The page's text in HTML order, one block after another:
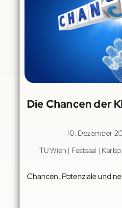
Die Chancen der
10. Dezember
TU Wien | Festsaal |
Chancen, Potenziale und